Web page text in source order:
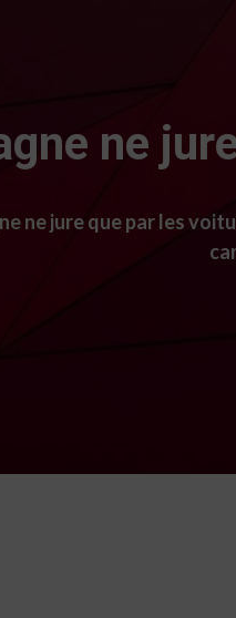
ne
ne jure que par les